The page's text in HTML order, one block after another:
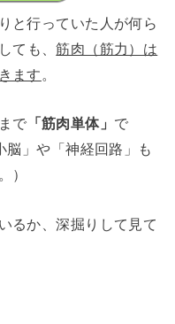
と行っていた人が何ら
しても、筋肉（筋力）は
ます 。
で 「筋肉単体」 で
脳」や「神経回路」も
）
るか、深掘りして見て